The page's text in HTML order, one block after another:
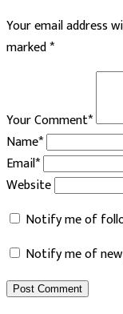
Your email address
marked*
Your Comment*
Name*
Email*
Website
Notify me of
Notify me of